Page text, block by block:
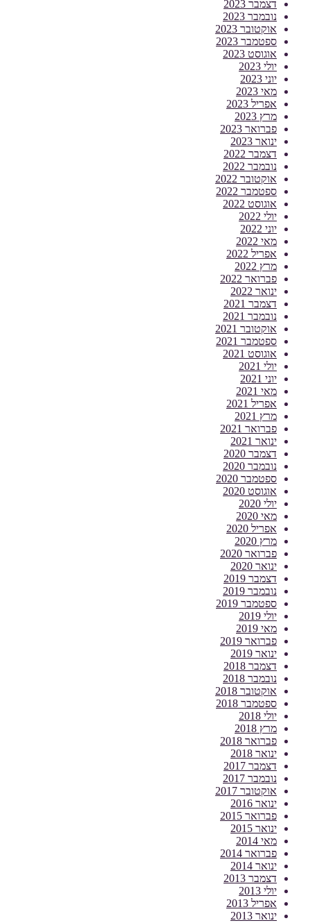
דצמבר 2023
נובמבר 2023
אוקטובר 2023
ספטמבר 2023
אוגוסט 2023
יולי 2023
יוני 2023
מאי 2023
אפריל 2023
מרץ 2023
פברואר 2023
ינואר 2023
דצמבר 2022
נובמבר 2022
אוקטובר 2022
ספטמבר 2022
אוגוסט 2022
יולי 2022
יוני 2022
מאי 2022
אפריל 2022
מרץ 2022
פברואר 2022
ינואר 2022
דצמבר 2021
נובמבר 2021
אוקטובר 2021
ספטמבר 2021
אוגוסט 2021
יולי 2021
יוני 2021
מאי 2021
אפריל 2021
מרץ 2021
פברואר 2021
ינואר 2021
דצמבר 2020
נובמבר 2020
ספטמבר 2020
אוגוסט 2020
יולי 2020
מאי 2020
אפריל 2020
מרץ 2020
פברואר 2020
ינואר 2020
דצמבר 2019
נובמבר 2019
ספטמבר 2019
יולי 2019
מאי 2019
פברואר 2019
ינואר 2019
דצמבר 2018
נובמבר 2018
אוקטובר 2018
ספטמבר 2018
יולי 2018
מרץ 2018
פברואר 2018
ינואר 2018
דצמבר 2017
נובמבר 2017
אוקטובר 2017
ינואר 2016
פברואר 2015
ינואר 2015
מאי 2014
פברואר 2014
ינואר 2014
דצמבר 2013
יולי 2013
אפריל 2013
ינואר 2013